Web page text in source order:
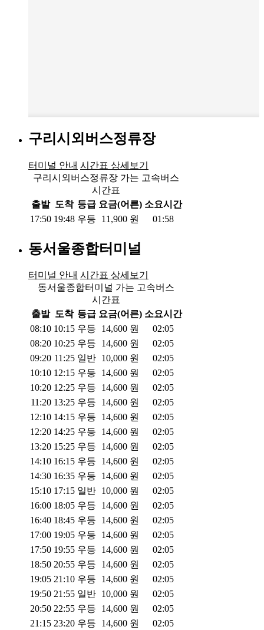
구리시외버스정류장
터미널 안내 시간표 상세보기
구리시외버스정류장 가는 고속버스
시간표
출발 도착 등급 요금(어른) 소요시간
17:50 19:48 우등 11,900 원 01:58
동서울종합터미널
터미널 안내 시간표 상세보기
동서울종합터미널 가는 고속버스
시간표
출발 도착 등급 요금(어른) 소요시간
08:10 10:15 우등 14,600 원
02:05
08:20 10:25 우등 14,600 원
02:05
09:20 11:25 일반 10,000 원
02:05
10:10 12:15 우등 14,600 원
02:05
10:20 12:25 우등 14,600 원
02:05
11:20 13:25 우등 14,600 원
02:05
12:10 14:15 우등 14,600 원
02:05
12:20 14:25 우등 14,600 원
02:05
13:20 15:25 우등 14,600 원
02:05
14:10 16:15 우등 14,600 원
02:05
14:30 16:35 우등 14,600 원
02:05
15:10 17:15 일반 10,000 원
02:05
16:00 18:05 우등 14,600 원
02:05
16:40 18:45 우등 14,600 원
02:05
17:00 19:05 우등 14,600 원
02:05
17:50 19:55 우등 14,600 원
02:05
18:50 20:55 우등 14,600 원
02:05
19:05 21:10 우등 14,600 원
02:05
19:50 21:55 일반 10,000 원
02:05
20:50 22:55 우등 14,600 원
02:05
21:15 23:20 우등 14,600 원
02:05